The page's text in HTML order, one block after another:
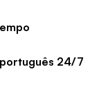
24/7